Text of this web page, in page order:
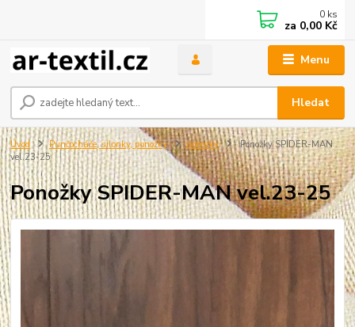
Menu
Hledat
0 ks
za 0,00 Kč
Úvod Punčocháče, silonky, ponožky ponožky
Ponožky SPIDER-MAN
vel.23-25
Ponožky SPIDER-MAN vel.23-25